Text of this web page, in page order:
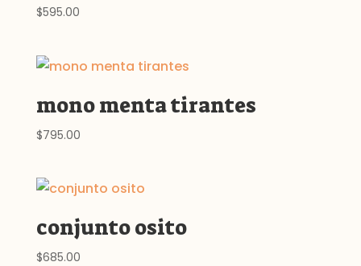
$595.00
mono menta tirantes
$795.00
conjunto osito
$685.00